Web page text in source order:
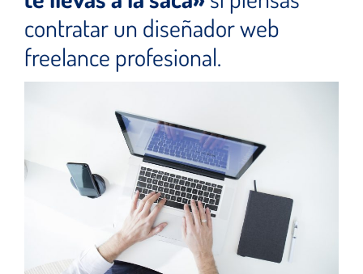
contratar un diseñador web
freelance profesional.